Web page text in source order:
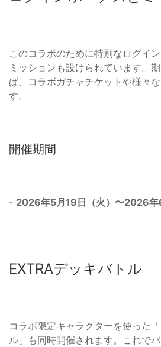
このコラボのために特別なログイ
ミッションも設けられています。
ば、コラボガチャチケットや様々
す。
開催期間
- 2026年5月19日（火）〜2026年
EXTRAデッキバトル
コラボ限定キャラクターを使った
ル」も同時開催されます。これで